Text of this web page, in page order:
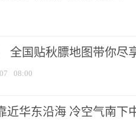
全国贴秋膘地图带你尽
08:00
近华东沿海 冷空气南下